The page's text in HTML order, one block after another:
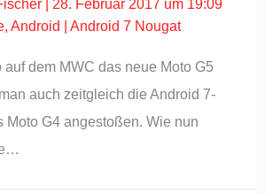
28. Februar 2017 um 19:09
,Android |Android 7 Nougat
dem MWC das neue Moto G5
auch zeitgleich die Android 7-
Moto G4 angestoßen. Wie nun